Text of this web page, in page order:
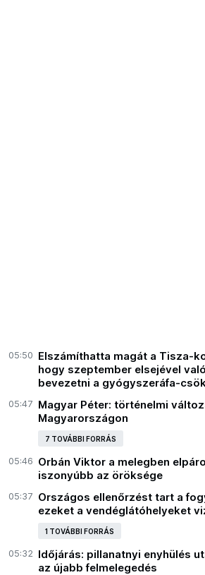
05:50 Elszámíthatta magát a Tisza-
hogy szeptember elsejével
bevezetni a gyógyszeráfa-
05:47 Magyar Péter: történelmi
Magyarországon
7 TOVÁBBI FORRÁS
05:46 Orbán Viktor a melegben
iszonyúbb az öröksége
05:37 Országos ellenőrzést tart a
ezeket a vendéglátóhelyeket
1 TOVÁBBI FORRÁS
05:32 Időjárás: pillanatnyi enyhülés
az újabb felmelegedés